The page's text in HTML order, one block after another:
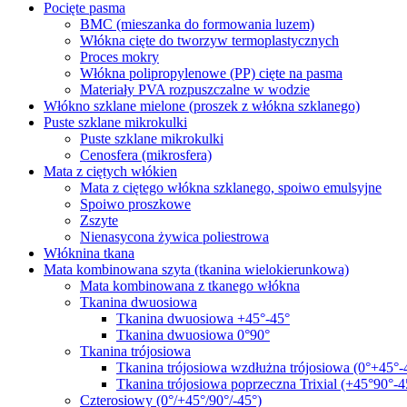
Pocięte pasma
BMC (mieszanka do formowania luzem)
Włókna cięte do tworzyw termoplastycznych
Proces mokry
Włókna polipropylenowe (PP) cięte na pasma
Materiały PVA rozpuszczalne w wodzie
Włókno szklane mielone (proszek z włókna szklanego)
Puste szklane mikrokulki
Puste szklane mikrokulki
Cenosfera (mikrosfera)
Mata z ciętych włókien
Mata z ciętego włókna szklanego, spoiwo emulsyjne
Spoiwo proszkowe
Zszyte
Nienasycona żywica poliestrowa
Włóknina tkana
Mata kombinowana szyta (tkanina wielokierunkowa)
Mata kombinowana z tkanego włókna
Tkanina dwuosiowa
Tkanina dwuosiowa +45°-45°
Tkanina dwuosiowa 0°90°
Tkanina trójosiowa
Tkanina trójosiowa wzdłużna trójosiowa (0°+45°-
Tkanina trójosiowa poprzeczna Trixial (+45°90°-
Czterosiowy (0°/+45°/90°/-45°)